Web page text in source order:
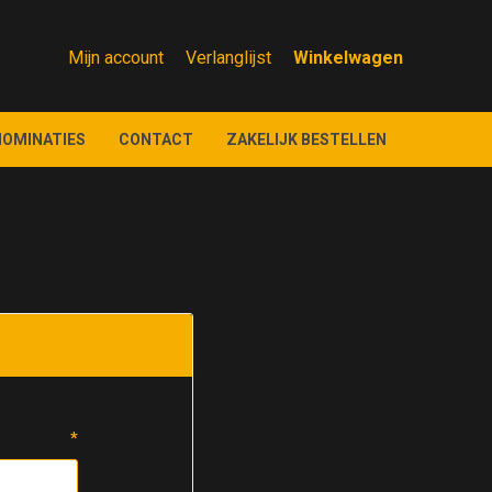
Mijn account Verlanglijst
CONTACT ZAKELIJK BESTELLEN
*